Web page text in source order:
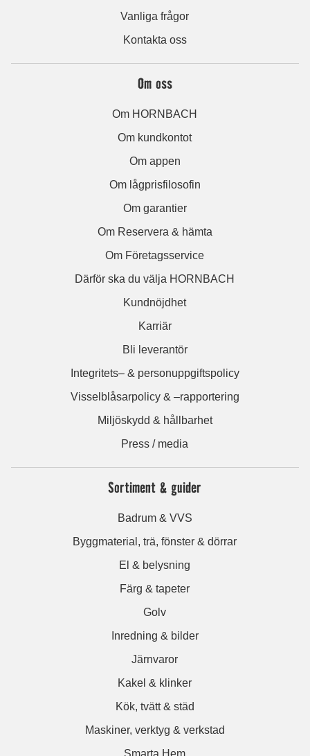
Vanliga frågor
Kontakta oss
Om oss
Om HORNBACH
Om kundkontot
Om appen
Om lågprisfilosofin
Om garantier
Om Reservera & hämta
Om Företagsservice
Därför ska du välja HORNBACH
Kundnöjdhet
Karriär
Bli leverantör
Integritets– & personuppgiftspolicy
Visselblåsarpolicy & –rapportering
Miljöskydd & hållbarhet
Press / media
Sortiment & guider
Badrum & VVS
Byggmaterial, trä, fönster & dörrar
El & belysning
Färg & tapeter
Golv
Inredning & bilder
Järnvaror
Kakel & klinker
Kök, tvätt & städ
Maskiner, verktyg & verkstad